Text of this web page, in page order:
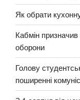
Як обрати
Кабмін призначив
оборони
Голову
поширенні